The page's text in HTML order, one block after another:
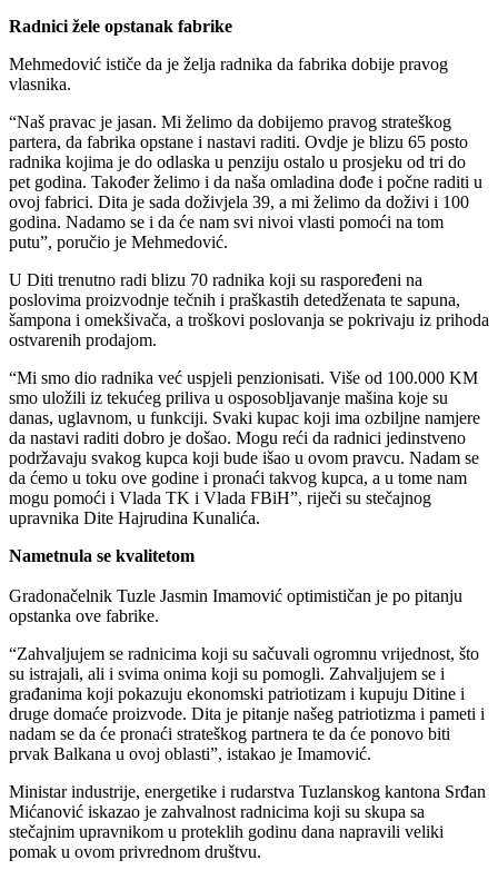
Radnici žele opstanak fabrike
Mehmedović ističe da je želja radnika da fabrika dobije pravog
vlasnika.
“Naš pravac je jasan. Mi želimo da dobijemo pravog strateškog
partera, da fabrika opstane i nastavi raditi. Ovdje je blizu 65 posto
radnika kojima je do odlaska u penziju ostalo u prosjeku od tri do
pet godina. Također želimo i da naša omladina dođe i počne raditi u
ovoj fabrici. Dita je sada doživjela 39, a mi želimo da doživi i 100
godina. Nadamo se i da će nam svi nivoi vlasti pomoći na tom
putu”, poručio je Mehmedović.
U Diti trenutno radi blizu 70 radnika koji su raspoređeni na
poslovima proizvodnje tečnih i praškastih detedženata te sapuna,
šampona i omekšivača, a troškovi poslovanja se pokrivaju iz prihoda
ostvarenih prodajom.
“Mi smo dio radnika već uspjeli penzionisati. Više od 100.000 KM
smo uložili iz tekućeg priliva u osposobljavanje mašina koje su
danas, uglavnom, u funkciji. Svaki kupac koji ima ozbiljne namjere
da nastavi raditi dobro je došao. Mogu reći da radnici jedinstveno
podržavaju svakog kupca koji bude išao u ovom pravcu. Nadam se
da ćemo u toku ove godine i pronaći takvog kupca, a u tome nam
mogu pomoći i Vlada TK i Vlada FBiH”, riječi su stečajnog
upravnika Dite Hajrudina Kunalića.
Nametnula se kvalitetom
Gradonačelnik Tuzle Jasmin Imamović optimističan je po pitanju
opstanka ove fabrike.
“Zahvaljujem se radnicima koji su sačuvali ogromnu vrijednost, što
su istrajali, ali i svima onima koji su pomogli. Zahvaljujem se i
građanima koji pokazuju ekonomski patriotizam i kupuju Ditine i
druge domaće proizvode. Dita je pitanje našeg patriotizma i pameti i
nadam se da će pronaći strateškog partnera te da će ponovo biti
prvak Balkana u ovoj oblasti”, istakao je Imamović.
Ministar industrije, energetike i rudarstva Tuzlanskog kantona Srđan
Mićanović iskazao je zahvalnost radnicima koji su skupa sa
stečajnim upravnikom u proteklih godinu dana napravili veliki
pomak u ovom privrednom društvu.